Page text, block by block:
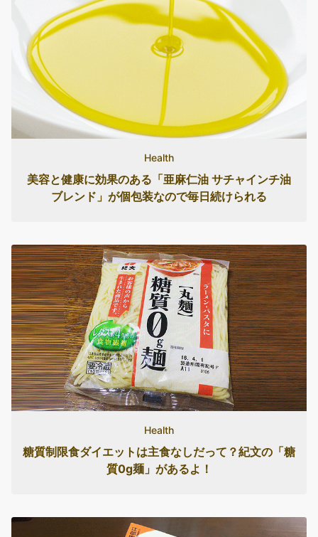
Health
美容と健康に効果のある「亜麻仁油 サチャインチ油
ブレンド」が個包装なので毎日続けられる
Health
糖質制限食ダイエットは主食なしだって？紀文の「糖
質0g麺」があるよ！